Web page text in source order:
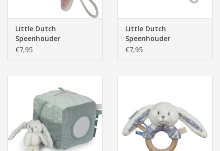
Little Dutch
Speenhouder
Adventure Rose
€7,95
Little Dutch
Speenhouder
Adventure Mint
€7,95